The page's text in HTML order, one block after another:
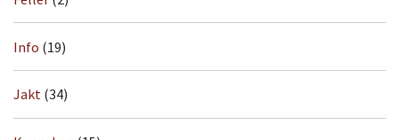
Info (19)
Jakt (34)